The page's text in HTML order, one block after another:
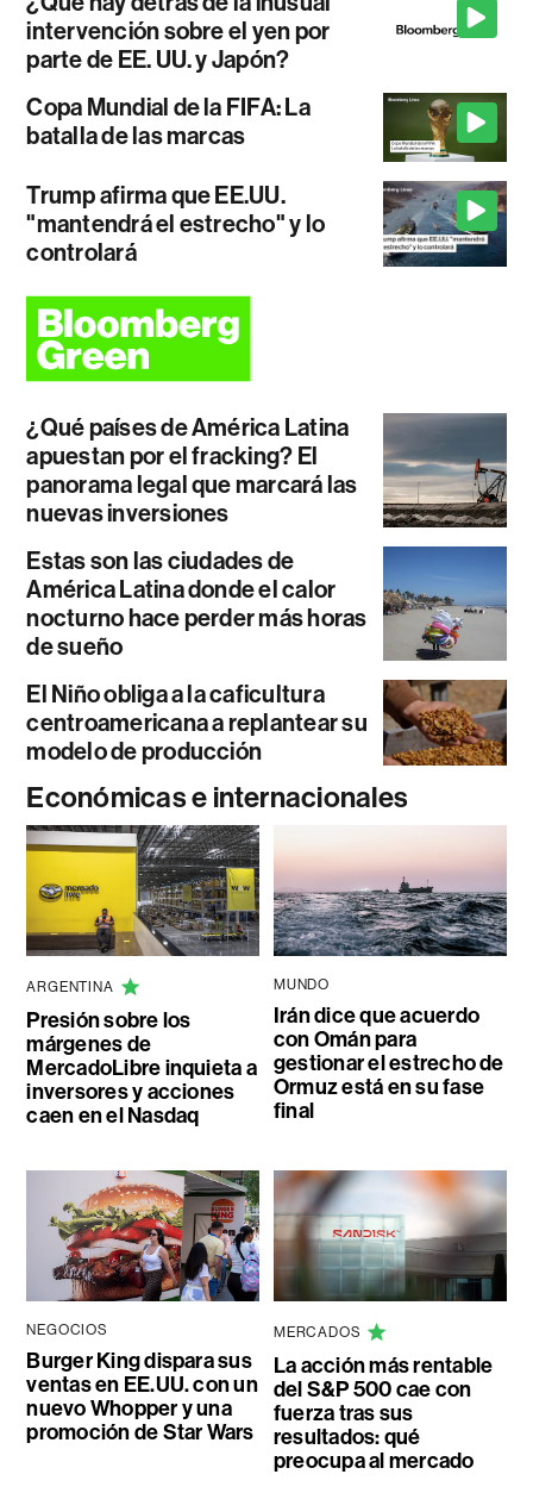
intervención sobre el yen por
parte de EE. UU. y Japón?
Copa Mundial de la FIFA: La
batalla de las marcas
Trump afirma que EE.UU.
"mantendrá el estrecho" y lo
controlará
¿Qué países de América Latina
apuestan por el fracking? El
panorama legal que marcará las
nuevas inversiones
Estas son las ciudades de
América Latina donde el calor
nocturno hace perder más horas
de sueño
El Niño obliga a la caficultura
centroamericana a replantear su
modelo de producción
Económicas e internacionales
ARGENTINA
Presión sobre los
márgenes de
MercadoLibre inquieta a
inversores y acciones
caen en el Nasdaq
MUNDO
Irán dice que acuerdo
con Omán para
gestionar el estrecho de
Ormuz está en su fase
final
NEGOCIOS
Burger King dispara sus
ventas en EE.UU. con un
nuevo Whopper y una
promoción de Star Wars
MERCADOS
La acción más rentable
del S&P 500 cae con
fuerza tras sus
resultados: qué
preocupa al mercado